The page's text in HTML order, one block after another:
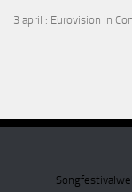
3 april : Eurovision in